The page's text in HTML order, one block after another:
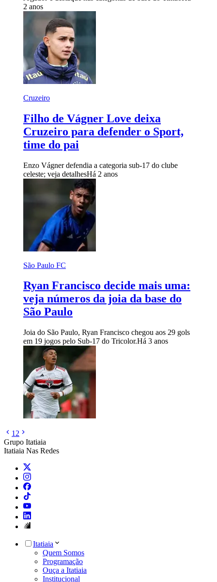
2 anos
Cruzeiro
Filho de Vágner Love deixa
Cruzeiro para defender o Sport,
time do pai
Enzo Vágner defendia a categoria sub-17 do clube
celeste; veja detalhesHá 2 anos
São Paulo FC
Ryan Francisco decide mais uma:
veja números da joia da base do
São Paulo
Joia do São Paulo, Ryan Francisco chegou aos 29 gols
em 19 jogos pelo Sub-17 do Tricolor.Há 3 anos
1 2
Grupo Itatiaia
Itatiaia Nas Redes
Itatiaia
Quem Somos
Programação
Ouça a Itatiaia
Institucional